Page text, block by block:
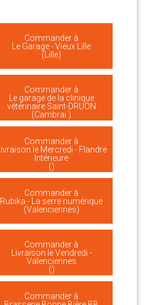
Commander à
Le Garage - Vieux Lille
(Lille)
Commander à
Le garage de la clinique
vétérinaire Saint-DRUON
(Cambrai )
Commander à
Livraison le Mercredi - Flandre
Intérieure
()
Commander à
Rubika - La serre numérique
(Valenciennes)
Commander à
Livraison le Vendredi -
Valenciennes
()
Commander à